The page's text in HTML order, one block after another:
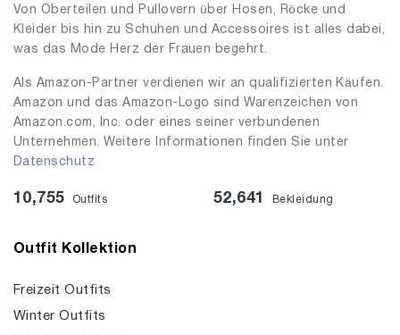
Von Oberteilen und Pullovern über Hosen, Röcke und
Kleider bis hin zu Schuhen und Accessoires ist alles dabei,
was das Mode Herz der Frauen begehrt.
Als Amazon-Partner verdienen wir an qualifizierten Käufen.
Amazon und das Amazon-Logo sind Warenzeichen von
Amazon.com, Inc. oder eines seiner verbundenen
Unternehmen. Weitere Informationen finden Sie unter
Datenschutz
10,755 Outfits 52,641 Bekleidung
Outfit Kollektion
Freizeit Outfits
Winter Outfits